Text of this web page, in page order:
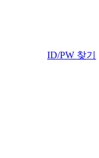
ID/PW 찾기